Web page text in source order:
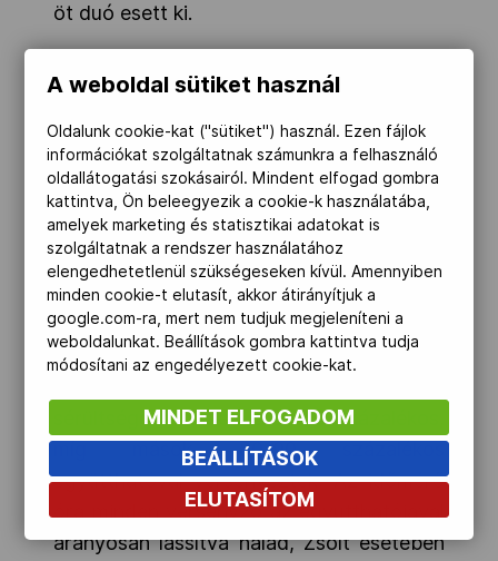
öt duó esett ki.
Szabó László,az MPB elnöke azt
leginkább természetesen a sportolóknak.
„Többet vártak maguktól, és az élet
minden területén az a legnagyobb
csalódás, ha önmagadnak nem felelsz
meg. – fogalmazott a sportvezető. –
Mindazonáltal eljutottak a világ 18
legjobb látássérült síelő párosa közé,
sérültséggel, hiszen Zsolt 59 százalékos,
míg mások 80-90 százalékos
együtthatóval versenyeztek. Az időmérő
óra minden versenyző az együtthatójával
arányosan lassítva halad, Zsolt esetében
A weboldal sütiket használ
Oldalunk cookie-kat ("sütiket") használ. Ezen fájlok
információkat szolgáltatnak számunkra a felhasználó
oldallátogatási szokásairól. Mindent elfogad gombra
kattintva, Ön beleegyezik a cookie-k használatába,
amelyek marketing és statisztikai adatokat is
szolgáltatnak a rendszer használatához
elengedhetetlenül szükségeseken kívül. Amennyiben
minden cookie-t elutasít, akkor átirányítjuk a
google.com-ra, mert nem tudjuk megjeleníteni a
weboldalunkat. Beállítások gombra kattintva tudja
módosítani az engedélyezett cookie-kat.
MINDET ELFOGADOM
BEÁLLÍTÁSOK
ELUTASÍTOM